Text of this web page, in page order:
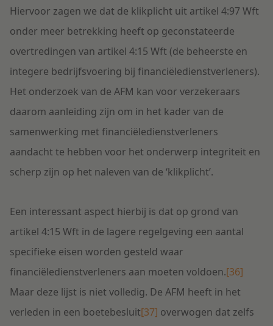
Hiervoor zagen we dat de klikplicht uit artikel 4:97 Wft
onder meer betrekking heeft op geconstateerde
overtredingen van artikel 4:15 Wft (de beheerste en
integere bedrijfsvoering bij financiëledienstverleners).
Het onderzoek van de AFM kan voor verzekeraars
daarom aanleiding zijn om in het kader van de
samenwerking met financiëledienstverleners
aandacht te hebben voor het onderwerp integriteit en
scherp zijn op het naleven van de ‘klikplicht’.
Een interessant aspect hierbij is dat op grond van
artikel 4:15 Wft in de lagere regelgeving een aantal
specifieke eisen worden gesteld waar
financiëledienstverleners aan moeten voldoen.[36]
Maar deze lijst is niet volledig. De AFM heeft in het
verleden in een boetebesluit[37] overwogen dat zelfs